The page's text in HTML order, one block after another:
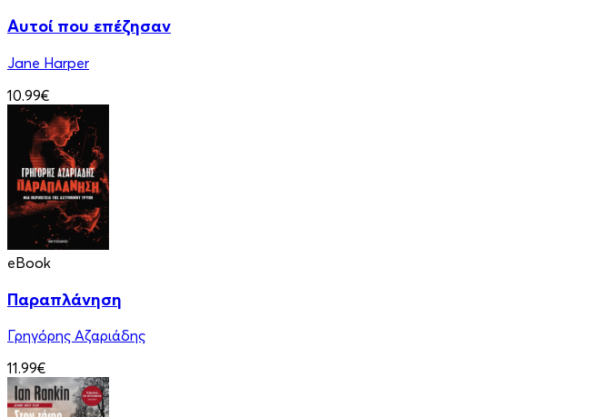
Αυτοί που επέζησαν
Jane Harper
10.99€
eBook
Παραπλάνηση
Γρηγόρης Αζαριάδης
11.99€